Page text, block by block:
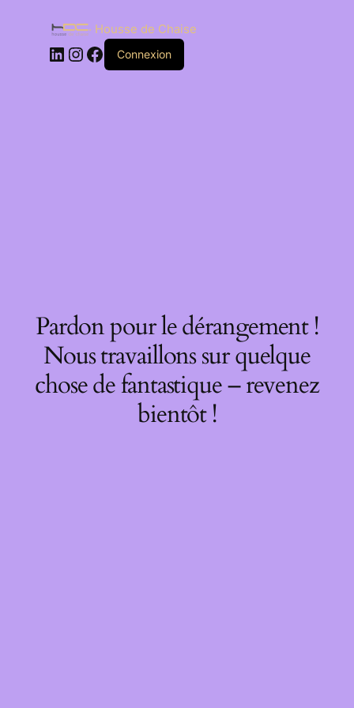
Housse de Chaise
Connexion
Pardon pour le dérangement !
Nous travaillons sur quelque
chose de fantastique – revenez
bientôt !